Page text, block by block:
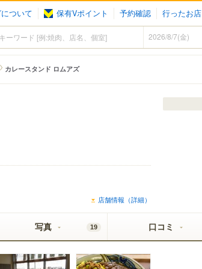
ついて 保有Vポイント 予約確認 行ったお店
カレースタンド ロムアズ
店舗情報（詳細）
写真 19 口コミ